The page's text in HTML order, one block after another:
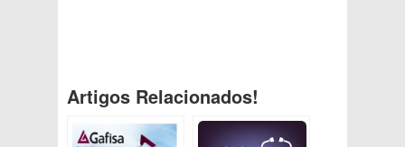
Artigos Relacionados!